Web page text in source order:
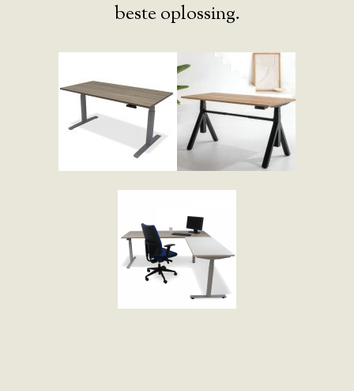
beste oplossing.